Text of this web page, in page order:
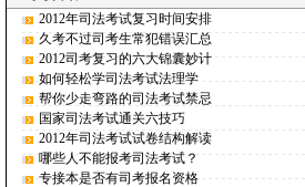
2012年司法考试复习时间安排
久考不过司考生常犯错误汇总
2012司考复习的六大锦囊妙计
如何轻松学司法考试法理学
帮你少走弯路的司法考试禁忌
国家司法考试通关六技巧
2012年司法考试试卷结构解读
哪些人不能报考司法考试？
专接本是否有司考报名资格